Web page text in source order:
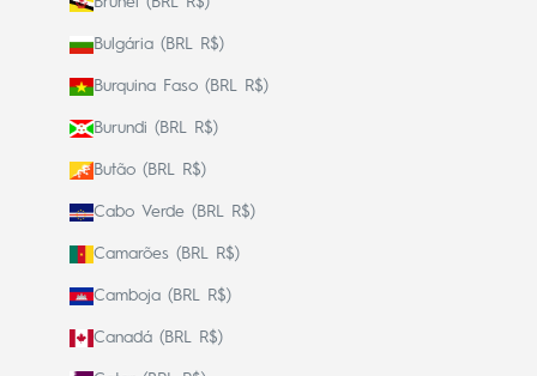
Bulgária (BRL R$)
Burquina Faso (BRL R$)
Burundi (BRL R$)
Butão (BRL R$)
Cabo Verde (BRL R$)
Camarões (BRL R$)
Camboja (BRL R$)
Canadá (BRL R$)